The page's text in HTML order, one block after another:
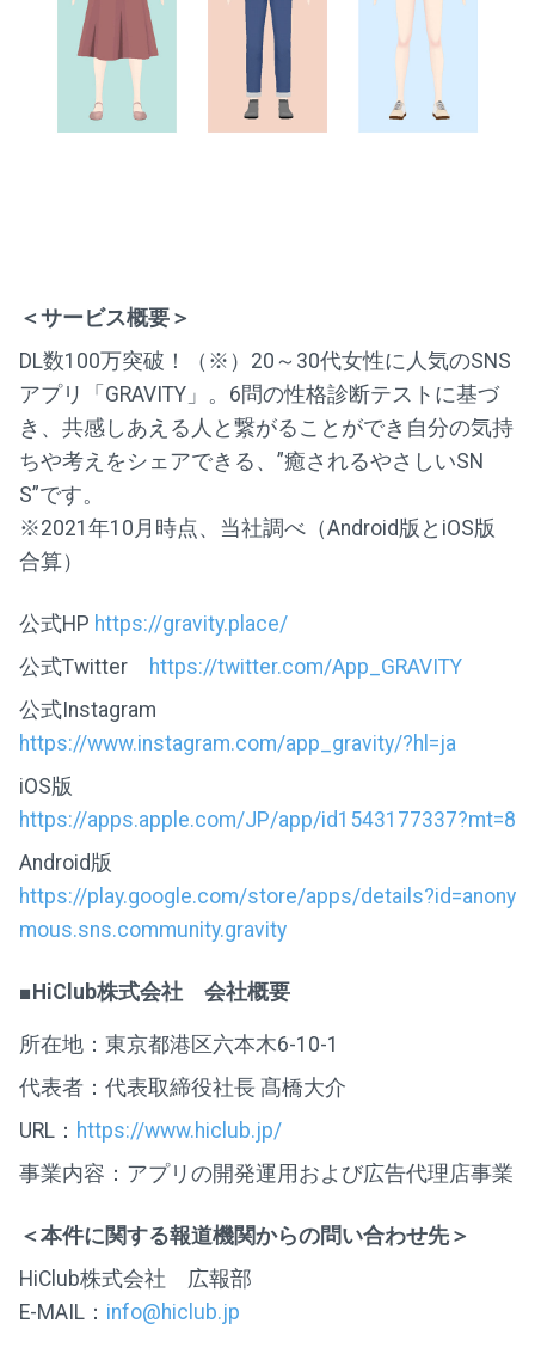
＜サービス概要＞
DL数100万突破！（※）20～30代女性に人気のSNS
アプリ「GRAVITY」。6問の性格診断テストに基づ
き、共感しあえる人と繋がることができ自分の気持
ちや考えをシェアできる、”癒されるやさしいSN
S”です。
※2021年10月時点、当社調べ（Android版とiOS版
合算）
公式HP https://gravity.place/
公式Twitter https://twitter.com/App_GRAVITY
公式Instagram
https://www.instagram.com/app_gravity/?hl=ja
iOS版
https://apps.apple.com/JP/app/id1543177337?mt=8
Android版
https://play.google.com/store/apps/details?id=anony
mous.sns.community.gravity
■HiClub株式会社 会社概要
所在地：東京都港区六本木6-10-1
代表者：代表取締役社長 髙橋大介
URL： https://www.hiclub.jp/
事業内容：アプリの開発運用および広告代理店事業
＜本件に関する報道機関からの問い合わせ先＞
HiClub株式会社 広報部
E-MAIL： info@hiclub.jp